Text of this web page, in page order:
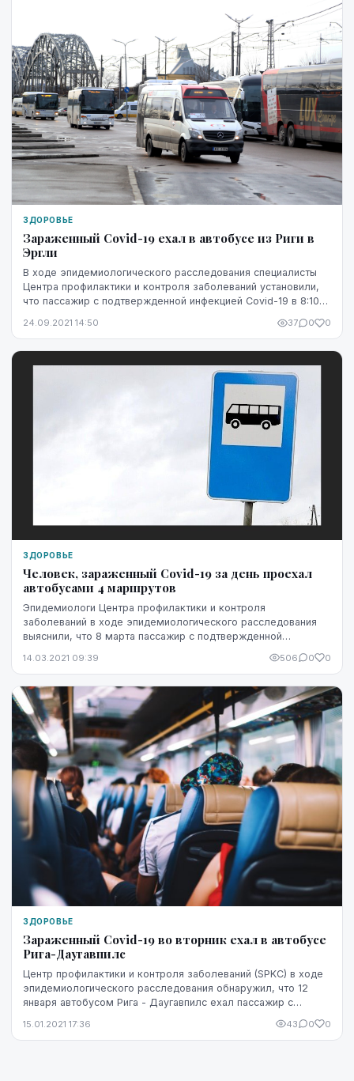
ЗДОРОВЬЕ
Зараженный Covid-19 ехал в автобусе из Риги в
Эргли
В ходе эпидемиологического расследования специалисты
Центра профилактики и контроля заболеваний установили,
что пассажир с подтвержденной инфекцией Covid-19 в 8:10
24.09.2021 14:50 37 0 0
ЗДОРОВЬЕ
Человек, зараженный Covid-19 за день проехал
автобусами 4 маршрутов
Эпидемиологи Центра профилактики и контроля
заболеваний в ходе эпидемиологического расследования
выяснили, что 8 марта пассажир с подтвержденной
14.03.2021 09:39 506 0 0
ЗДОРОВЬЕ
Зараженный Covid-19 во вторник ехал в автобусе
Рига-Даугавпилc
Центр профилактики и контроля заболеваний (SPKC) в ходе
эпидемиологического расследования обнаружил, что 12
января автобусом Рига - Даугавпилс ехал пассажир с
15.01.2021 17:36 43 0 0